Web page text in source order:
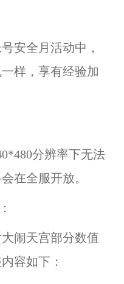
全月活动中，
样，享有经验加
分辨率下无法
在全服开放。
闹天宫部分数值
容如下：